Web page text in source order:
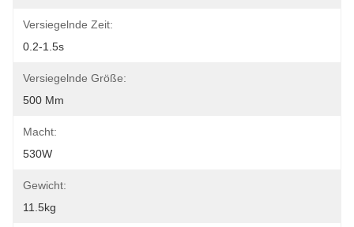
Versiegelnde Zeit:
0.2-1.5s
Versiegelnde Größe:
500 Mm
Macht:
530W
Gewicht:
11.5kg